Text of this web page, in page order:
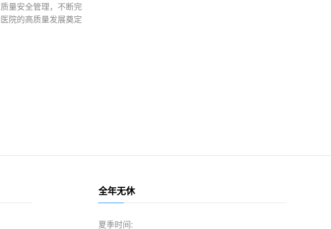
量安全管理，不断完
院的高质量发展奠定
全年无休
夏季时间: